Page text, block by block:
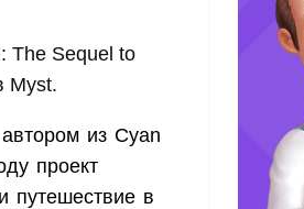
The Sequel to
Myst.
из Cyan
проект
путешествие в